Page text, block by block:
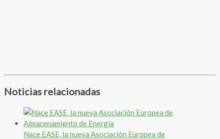
Noticias relacionadas
Nace EASE, la nueva Asociación Europea de